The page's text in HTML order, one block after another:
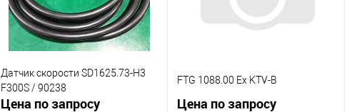
Датчик скорости SD1625.73-H3
F300S / 90238
Цена по запросу
FTG 1088.00 Ex KTV-B
Цена по запросу